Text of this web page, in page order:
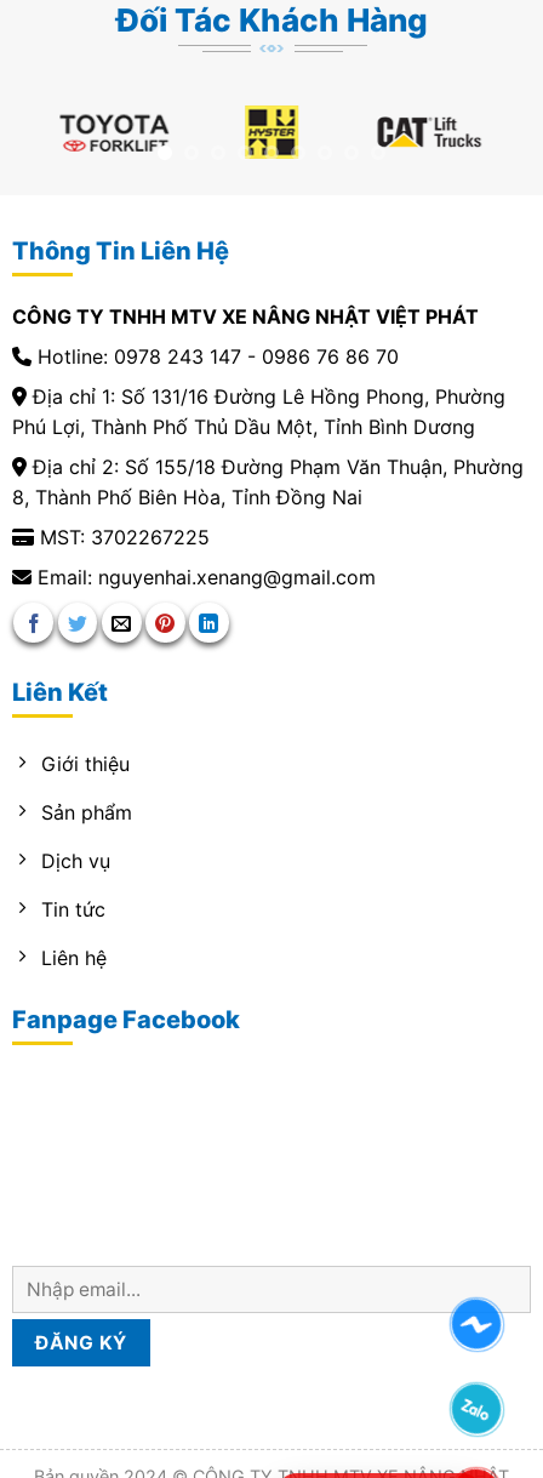
Đối Tác Khách Hàng
Thông Tin Liên Hệ
CÔNG TY TNHH MTV XE NÂNG NHẬT VIỆT PHÁT
Hotline: 0978 243 147 - 0986 76 86 70
Địa chỉ 1: Số 131/16 Đường Lê Hồng Phong, Phường
Phú Lợi, Thành Phố Thủ Dầu Một, Tỉnh Bình Dương
Địa chỉ 2: Số 155/18 Đường Phạm Văn Thuận, Phường
8, Thành Phố Biên Hòa, Tỉnh Đồng Nai
MST: 3702267225
Email: nguyenhai.xenang@gmail.com
Liên Kết
Giới thiệu
Sản phẩm
Dịch vụ
Tin tức
Liên hệ
Fanpage Facebook